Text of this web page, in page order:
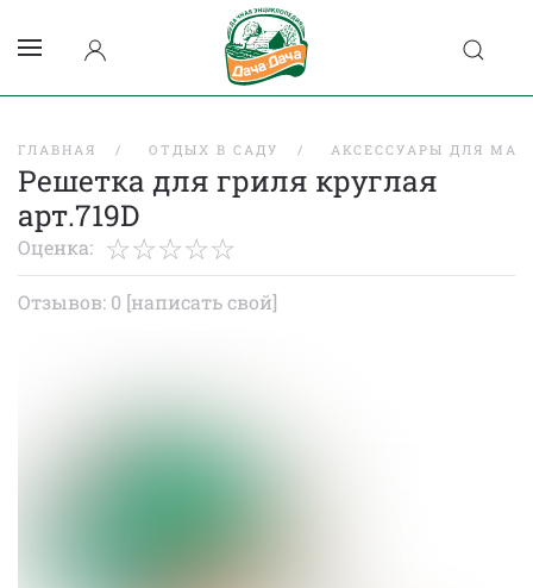
ГЛАВНАЯ ОТДЫХ В САДУ АКСЕССУАРЫ ДЛЯ
Решетка для гриля круглая
арт.719D
Оценка:
Отзывов: 0 [написать свой]